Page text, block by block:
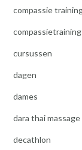
compassie
compassietraining
cursussen
dagen
dames
dara thai massage
decathlon